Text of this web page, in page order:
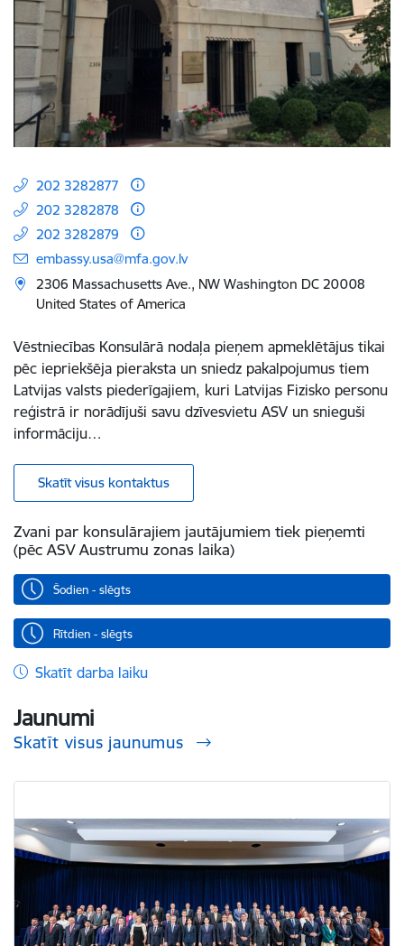
202 3282877
202 3282878
202 3282879
embassy.usa@mfa.gov.lv
2306 Massachusetts Ave., NW Washington DC 20008
United States of America
Vēstniecības Konsulārā nodaļa pieņem apmeklētājus tikai
pēc iepriekšēja pieraksta un sniedz pakalpojumus tiem
Latvijas valsts piederīgajiem, kuri Latvijas Fizisko personu
reģistrā ir norādījuši savu dzīvesvietu ASV un snieguši
informāciju…
Skatīt visus kontaktus
Zvani par konsulārajiem jautājumiem tiek pieņemti
(pēc ASV Austrumu zonas laika)
Šodien - slēgts
Rītdien - slēgts
Skatīt darba laiku
Jaunumi
Skatīt visus jaunumus